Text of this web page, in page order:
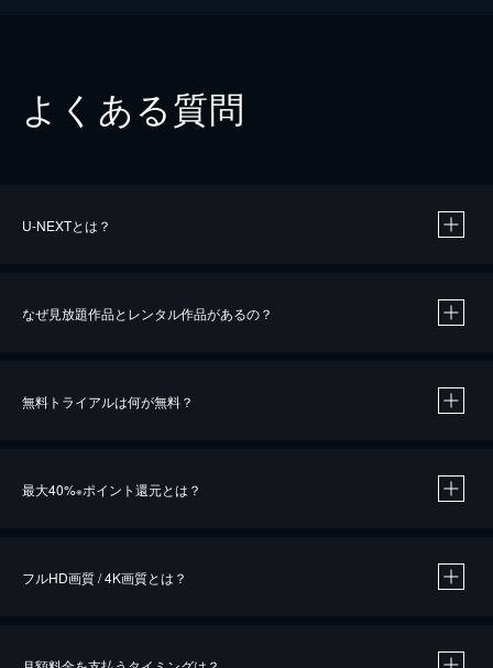
よくある質問
U-NEXTとは？
なぜ見放題作品とレンタル作品があるの？
無料トライアルは何が無料？
最大40%※ポイント還元とは？
フルHD画質 / 4K画質とは？